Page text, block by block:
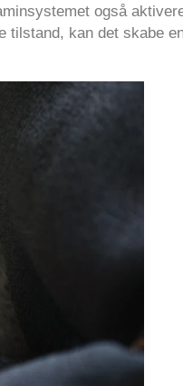
også
kan det skabe